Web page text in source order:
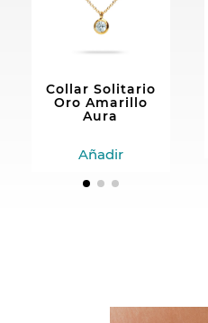
Collar Solitario
Oro Amarillo
Aura
Añadir